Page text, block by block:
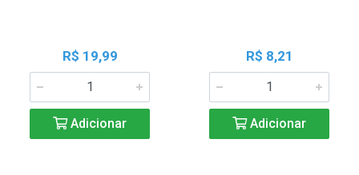
R$ 19,99
Adicionar
R$ 8,21
Adicionar